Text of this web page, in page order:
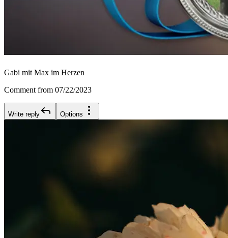
Gabi mit Max im Herzen
Comment from 07/22/2023
Write reply Options